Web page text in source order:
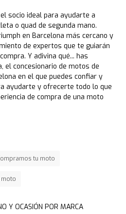
socio ideal para ayudarte a
o quad de segunda mano.
en Barcelona más cercano y
de expertos que te guiarán
Y adivina qué... has
el concesionario de motos de
en el que puedes confiar y
ayudarte y ofrecerte todo lo que
de compra de una moto
tu moto
moto
Y OCASIÓN POR MARCA